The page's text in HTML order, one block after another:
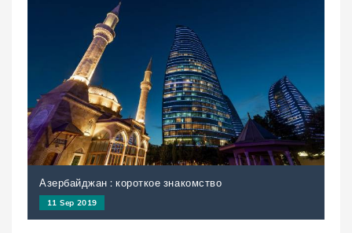
Азербайджан : короткое знакомство
11 Sep 2019